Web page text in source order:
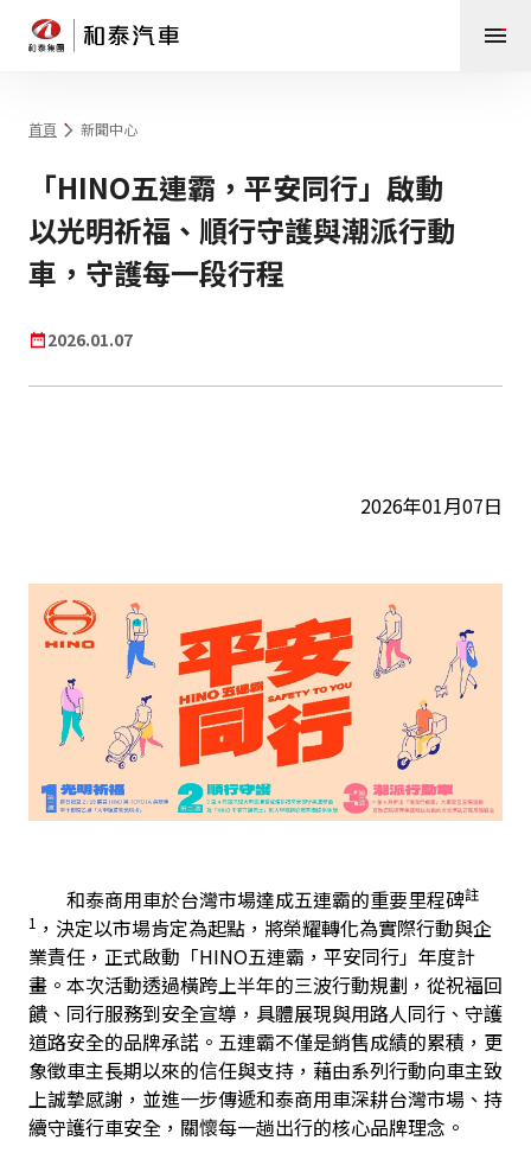
首頁 新聞中心
「HINO五連霸，平安同行」啟動
以光明祈福、順行守護與潮派行動
車，守護每一段行程
2026.01.07
2026年01月07日
和泰商用車於台灣市場達成五連霸的重要里程碑註
1 ，決定以市場肯定為起點，將榮耀轉化為實際行動與企
業責任，正式啟動「HINO五連霸，平安同行」年度計
畫。本次活動透過橫跨上半年的三波行動規劃，從祝福回
饋、同行服務到安全宣導，具體展現與用路人同行、守護
道路安全的品牌承諾。五連霸不僅是銷售成績的累積，更
象徵車主長期以來的信任與支持，藉由系列行動向車主致
上誠摯感謝，並進一步傳遞和泰商用車深耕台灣市場、持
續守護行車安全，關懷每一趟出行的核心品牌理念。